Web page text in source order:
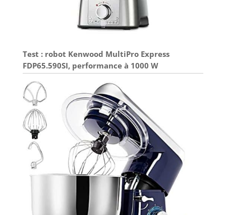
Test : robot Kenwood MultiPro Express
FDP65.590SI, performance à 1000 W